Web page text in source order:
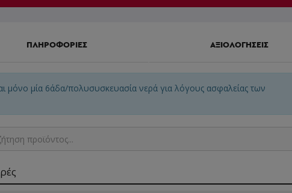
ΠΛΗΡΟΦΟΡΙΕΣ ΑΞΙΟΛΟΓΗΣΕΙΣ
μόνο μία 6άδα/πολυσυσκευασία νερά για λόγους ασφαλείας των